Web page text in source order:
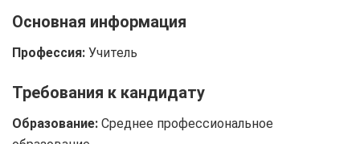
Основная информация
Профессия: Учитель
Требования к кандидату
Образование: Среднее профессиональное